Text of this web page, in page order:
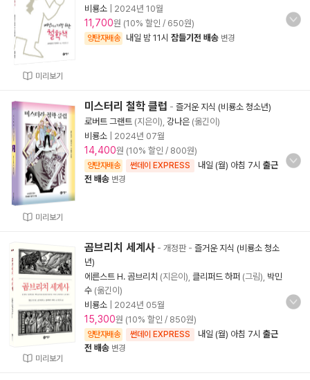
미리보기
비룡소
2024년 10월
11,700원 (10% 할인 / 650원)
양탄자배송 내일 밤 11시 잠들기전 배송 변경
미리보기
미스터리 철학 클럽 - 즐거운 지식 (비룡소 청소년)
로버트 그랜트 (지은이), 강나은 (옮긴이)
비룡소
2024년 07월
14,400원 (10% 할인 / 800원)
양탄자배송 썬데이 EXPRESS 내일 (월) 아침 7시 출근
전 배송 변경
미리보기
곰브리치 세계사 - 개정판- 즐거운 지식 (비룡소 청소
년)
에른스트 H. 곰브리치 (지은이), 클리퍼드 하퍼 (그림), 박민
수 (옮긴이)
비룡소
2024년 05월
15,300원 (10% 할인 / 850원)
양탄자배송 썬데이 EXPRESS 내일 (월) 아침 7시 출근
전 배송 변경